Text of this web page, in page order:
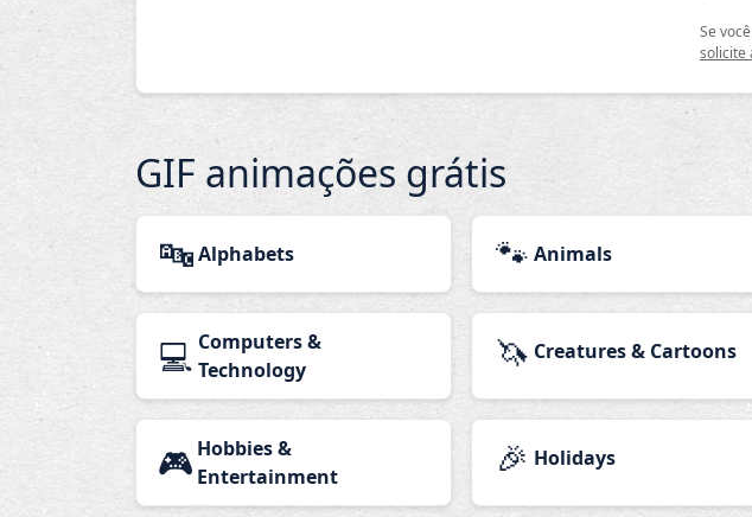
Se
solicite
GIF animações grátis
🔤Alphabets 🐾 Animals
💻 Computers &
Technology
🦄 Creatures & Cartoons
🎮 Hobbies &
Entertainment
🎉 Holidays